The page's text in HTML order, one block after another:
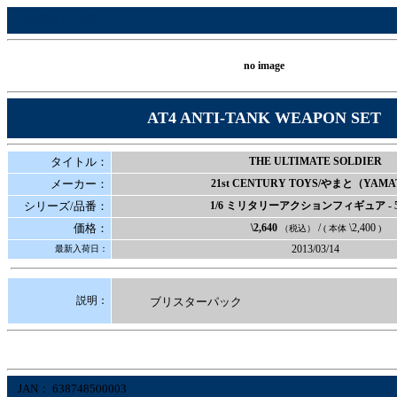
no image
AT4 ANTI-TANK WEAPON SET
タイトル： THE ULTIMATE SOLDIER
メーカー： 21st CENTURY TOYS/やまと（
シリーズ/品番： 1/6 ミリタリーアクションフィギュア -
価格： \2,640 （税込） /( 本体\2,400)
最新入荷日： 2013/03/14
説明： ブリスターパック
JAN： 638748500003